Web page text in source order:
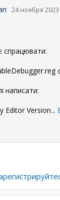
24 ноября 2023
спрацювати:
написати:
Editor Version...